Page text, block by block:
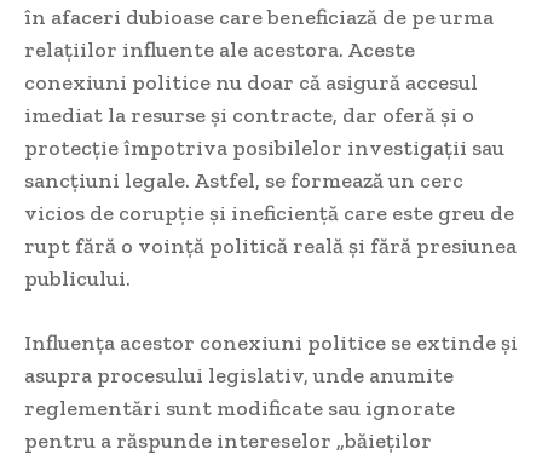
în afaceri dubioase care beneficiază de pe urma
relațiilor influente ale acestora. Aceste
conexiuni politice nu doar că asigură accesul
imediat la resurse și contracte, dar oferă și o
protecție împotriva posibilelor investigații sau
sancțiuni legale. Astfel, se formează un cerc
vicios de corupție și ineficiență care este greu de
rupt fără o voință politică reală și fără presiunea
publicului.
Influența acestor conexiuni politice se extinde și
asupra procesului legislativ, unde anumite
reglementări sunt modificate sau ignorate
pentru a răspunde intereselor „băieților